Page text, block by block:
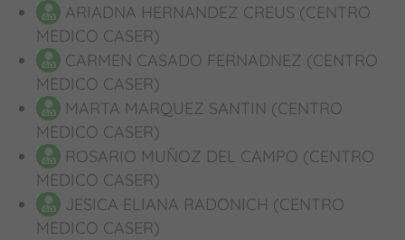
ARIADNA HERNANDEZ CREUS (CENTRO
MEDICO CASER)
CARMEN CASADO FERNADNEZ (CENTRO
MEDICO CASER)
MARTA MARQUEZ SANTIN (CENTRO
MEDICO CASER)
ROSARIO MUÑOZ DEL CAMPO (CENTRO
MEDICO CASER)
JESICA ELIANA RADONICH (CENTRO
MEDICO CASER)